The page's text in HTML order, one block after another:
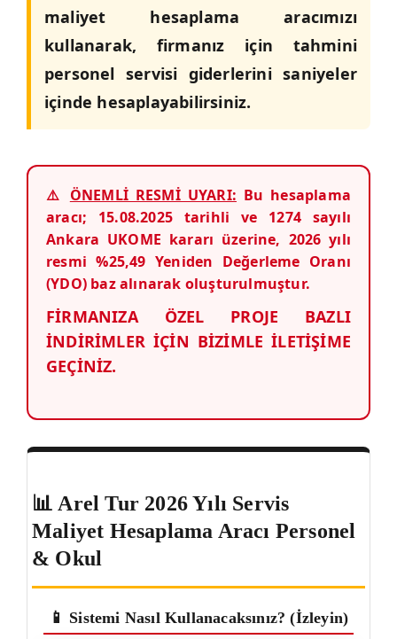
maliyet hesaplama aracımızı
kullanarak, firmanız için tahmini
personel servisi giderlerini saniyeler
içinde hesaplayabilirsiniz.
⚠️ ÖNEMLİ RESMİ UYARI: Bu hesaplama
aracı; 15.08.2025 tarihli ve 1274 sayılı
Ankara UKOME kararı üzerine, 2026 yılı
resmi %25,49 Yeniden Değerleme Oranı
(YDO) baz alınarak oluşturulmuştur.
FİRMANIZA ÖZEL PROJE BAZLI
İNDİRİMLER İÇİN BİZİMLE İLETİŞİME
GEÇİNİZ.
📊 Arel Tur 2026 Yılı Servis
Maliyet Hesaplama Aracı Personel
& Okul
📱 Sistemi Nasıl Kullanacaksınız? (İzleyin)